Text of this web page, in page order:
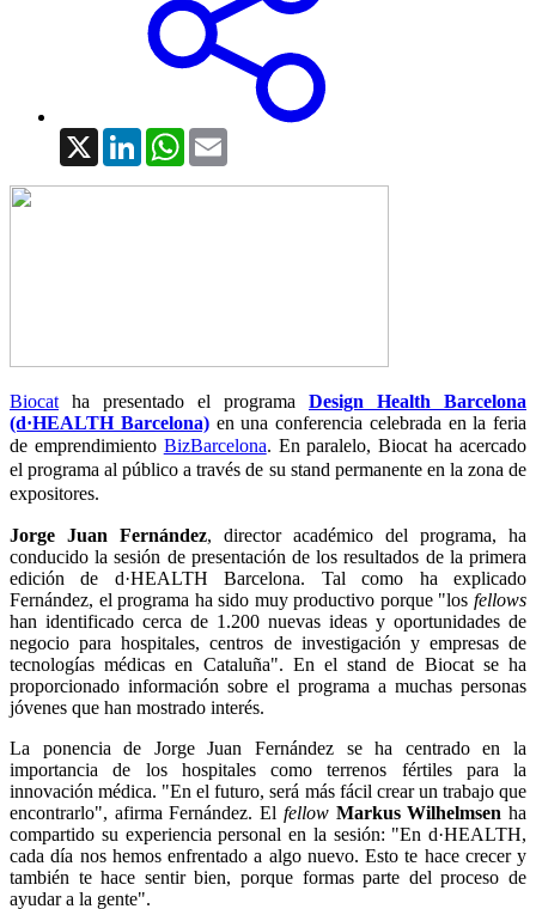
X LinkedInWhatsApp
Biocatha presentado el programa Design Health Barcelona
(d·HEALTH Barcelona)en una conferencia celebrada en la feria
de emprendimiento BizBarcelona. En paralelo, Biocat ha acercado
el programa al público a través de su stand permanente en la zona de
expositores.
Jorge Juan Fernández, director académico del programa, ha
conducido la sesión de presentación de los resultados de la primera
edición de d·HEALTH Barcelona. Tal como ha explicado
Fernández, el programa ha sido muy productivo porque "los fellows
han identificado cerca de 1.200 nuevas ideas y oportunidades de
negocio para hospitales, centros de investigación y empresas de
tecnologías médicas en Cataluña". En el stand de Biocat se ha
proporcionado información sobre el programa a muchas personas
jóvenes que han mostrado interés.
La ponencia de Jorge Juan Fernández se ha centrado en la
importancia de los hospitales como terrenos fértiles para la
innovación médica. "En el futuro, será más fácil crear un trabajo que
encontrarlo", afirma Fernández. El fellow Markus Wilhelmsen ha
compartido su experiencia personal en la sesión: "En d·HEALTH,
cada día nos hemos enfrentado a algo nuevo. Esto te hace crecer y
también te hace sentir bien, porque formas parte del proceso de
ayudar a la gente".